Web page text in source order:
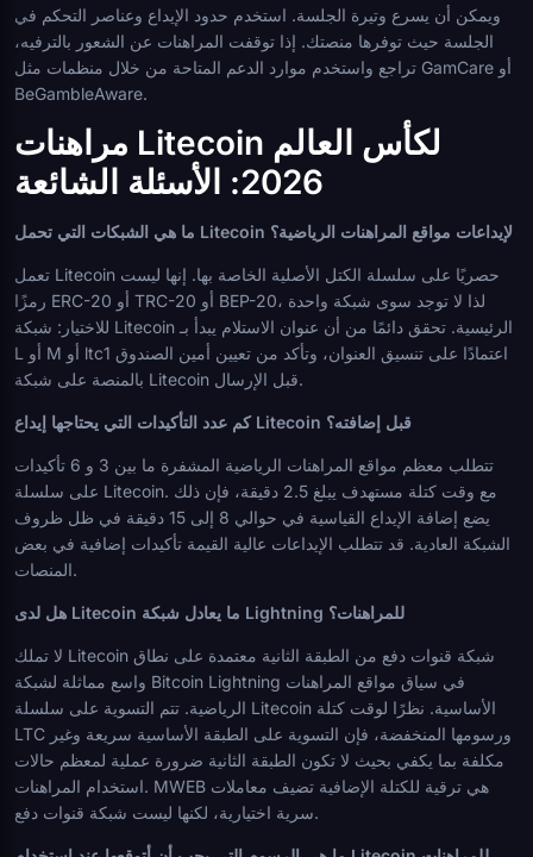
ويمكن أن يسرع وتيرة الجلسة. استخدم حدود الإيداع وعناصر التحكم في
الجلسة حيث توفرها منصتك. إذا توقفت المراهنات عن الشعور بالترفيه،
تراجع واستخدم موارد الدعم المتاحة من خلال منظمات مثل GamCare أو
BeGambleAware.
مراهنات Litecoin لكأس العالم
2026: الأسئلة الشائعة
ما هي الشبكات التي تحمل Litecoin لإيداعات مواقع المراهنات الرياضية؟
تعمل Litecoin حصريًا على سلسلة الكتل الأصلية الخاصة بها. إنها ليست
رمزًا ERC-20 أو TRC-20 أو BEP-20، لذا لا توجد سوى شبكة واحدة
للاختيار: شبكة Litecoin الرئيسية. تحقق دائمًا من أن عنوان الاستلام يبدأ بـ
L أو M أو ltc1 اعتمادًا على تنسيق العنوان، وتأكد من تعيين أمين الصندوق
بالمنصة على شبكة Litecoin قبل الإرسال.
كم عدد التأكيدات التي يحتاجها إيداع Litecoin قبل إضافته؟
تتطلب معظم مواقع المراهنات الرياضية المشفرة ما بين 3 و 6 تأكيدات
على سلسلة Litecoin. مع وقت كتلة مستهدف يبلغ 2.5 دقيقة، فإن ذلك
يضع إضافة الإيداع القياسية في حوالي 8 إلى 15 دقيقة في ظل ظروف
الشبكة العادية. قد تتطلب الإيداعات عالية القيمة تأكيدات إضافية في بعض
المنصات.
هل لدى Litecoin ما يعادل شبكة Lightning للمراهنات؟
لا تملك Litecoin شبكة قنوات دفع من الطبقة الثانية معتمدة على نطاق
واسع مماثلة لشبكة Bitcoin Lightning في سياق مواقع المراهنات
الرياضية. تتم التسوية على سلسلة Litecoin الأساسية. نظرًا لوقت كتلة
LTC ورسومها المنخفضة، فإن التسوية على الطبقة الأساسية سريعة وغير
مكلفة بما يكفي بحيث لا تكون الطبقة الثانية ضرورة عملية لمعظم حالات
استخدام المراهنات. MWEB هي ترقية للكتلة الإضافية تضيف معاملات
سرية اختيارية، لكنها ليست شبكة قنوات دفع.